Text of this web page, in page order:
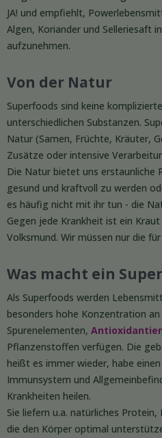
JA! und empfiehlt,
Algen, Koriander und Selleriesaft
aufzunehmen.
Von der Natur
Superfoods sind keine
unterschiedlichen Substanzen.
Natur (Samen, Früchte, Kräuter,
Zusätze oder intensive
Die Natur bietet uns erstaunliche
gesund und kraftvoll zu werden
es häufig nicht mit ihr tun - die
Gegen jede Krankheit ist ein
Volksmund. Wir müssen nur die
Was macht ein
Als Superfoods werden
besonders hohe Konzentration
Spurenelementen,
Pflanzenstoffen verfügen. Die
heißt es immer wieder, habe
Immunsystem und
Krankheiten heilen.
Sie liefern u.a. natürliches
die den Körper optimal